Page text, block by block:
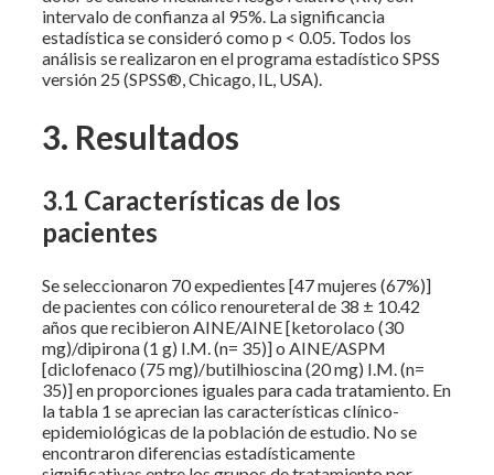
intervalo de confianza al 95%. La significancia
estadística se consideró como p < 0.05. Todos los
análisis se realizaron en el programa estadístico SPSS
versión 25 (SPSS®, Chicago, IL, USA).
3. Resultados
3.1 Características de los
pacientes
Se seleccionaron 70 expedientes [47 mujeres (67%)]
de pacientes con cólico renoureteral de 38 ± 10.42
años que recibieron AINE/AINE [ketorolaco (30
mg)/dipirona (1 g) I.M. (n= 35)] o AINE/ASPM
[diclofenaco (75 mg)/butilhioscina (20 mg) I.M. (n=
35)] en proporciones iguales para cada tratamiento. En
la tabla 1 se aprecian las características clínico-
epidemiológicas de la población de estudio. No se
encontraron diferencias estadísticamente